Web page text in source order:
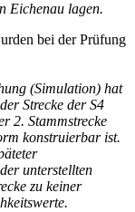
Eichenau lagen.
bei der Prüfung
(Simulation) hat
Strecke der S4
2. Stammstrecke
konstruierbar ist.
unterstellten
zu keiner